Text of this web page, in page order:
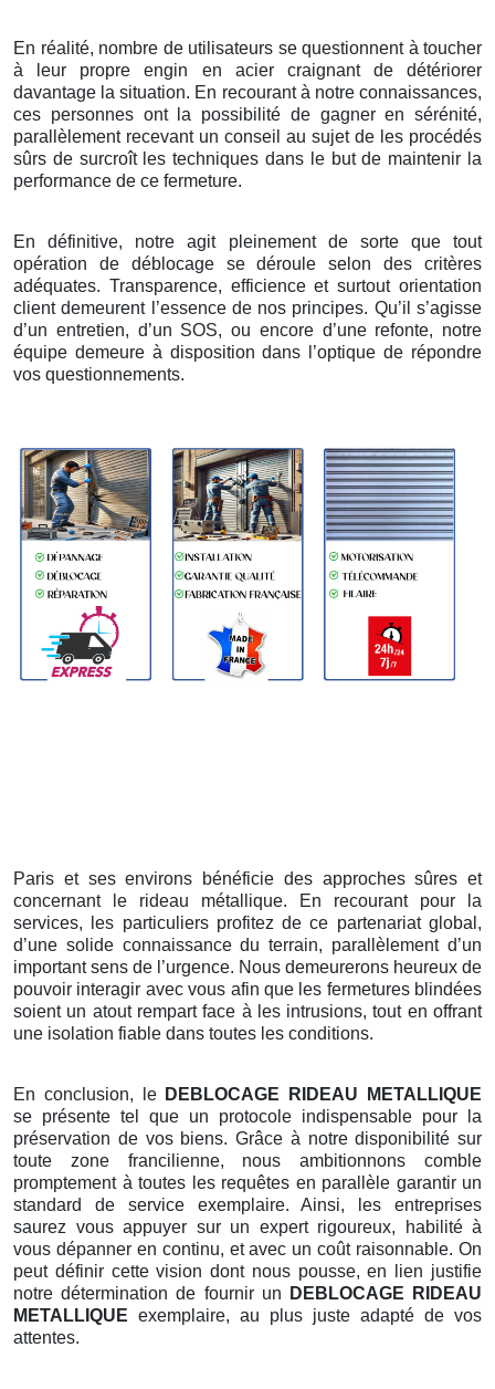
En réalité, nombre de utilisateurs se questionnent à toucher
à leur propre engin en acier craignant de détériorer
davantage la situation. En recourant à notre connaissances,
ces personnes ont la possibilité de gagner en sérénité,
parallèlement recevant un conseil au sujet de les procédés
sûrs de surcroît les techniques dans le but de maintenir la
performance de ce fermeture.
En définitive, notre agit pleinement de sorte que tout
opération de déblocage se déroule selon des critères
adéquates. Transparence, efficience et surtout orientation
client demeurent l’essence de nos principes. Qu’il s’agisse
d’un entretien, d’un SOS, ou encore d’une refonte, notre
équipe demeure à disposition dans l’optique de répondre
vos questionnements.
Paris et ses environs bénéficie des approches sûres et
concernant le rideau métallique. En recourant pour la
services, les particuliers profitez de ce partenariat global,
d’une solide connaissance du terrain, parallèlement d’un
important sens de l’urgence. Nous demeurerons heureux de
pouvoir interagir avec vous afin que les fermetures blindées
soient un atout rempart face à les intrusions, tout en offrant
une isolation fiable dans toutes les conditions.
En conclusion, le DEBLOCAGE RIDEAU METALLIQUE
se présente tel que un protocole indispensable pour la
préservation de vos biens. Grâce à notre disponibilité sur
toute zone francilienne, nous ambitionnons comble
promptement à toutes les requêtes en parallèle garantir un
standard de service exemplaire. Ainsi, les entreprises
saurez vous appuyer sur un expert rigoureux, habilité à
vous dépanner en continu, et avec un coût raisonnable. On
peut définir cette vision dont nous pousse, en lien justifie
notre détermination de fournir un
DEBLOCAGE RIDEAU
METALLIQUE exemplaire, au plus juste adapté de vos
attentes.